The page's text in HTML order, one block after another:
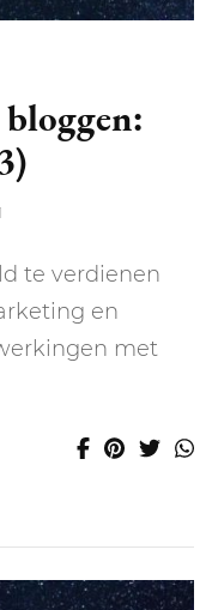
te verdienen
en
met